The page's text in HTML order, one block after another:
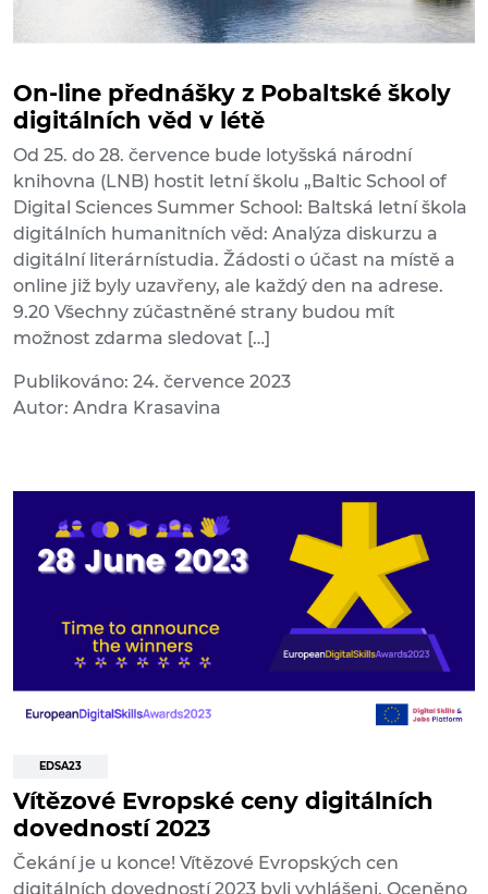
On-line přednášky z Pobaltské školy
digitálních věd v létě
Od 25. do 28. července bude lotyšská národní
knihovna (LNB) hostit letní školu „Baltic School of
Digital Sciences Summer School: Baltská letní škola
digitálních humanitních věd: Analýza diskurzu a
digitální literárnístudia. Žádosti o účast na místě a
online již byly uzavřeny, ale každý den na adrese.
9.20 Všechny zúčastněné strany budou mít
možnost zdarma sledovat […]
Publikováno: 24. července 2023
Autor: Andra Krasavina
EDSA23
Vítězové Evropské ceny digitálních
dovedností 2023
Čekání je u konce! Vítězové Evropských cen
digitálních dovedností 2023 byli vyhlášeni. Oceněno